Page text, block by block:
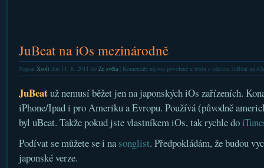
JuBeat na iOs mezinárodně
Napsal Xsoftdne 11. 8. 2011 do Ze světa| Komentáře nejsou povolenéu textu s názvem JuBeat na
JuBeatuž nemusí běžet jen na japonských iOs zařízeních.
iPhone/Ipad i pro Ameriku a Evropu. Používá (původně
byl uBeat. Takže pokud jste vlastníkem iOs, tak rychle do
Podívat se můžete se i nasonglist. Předpokládám, že budou
japonské verze.